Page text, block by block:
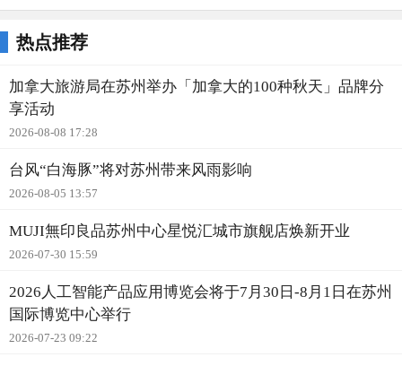
热点推荐
加拿大旅游局在苏州举办「加拿大的100种秋天」品牌分
享活动
2026-08-08 17:28
台风“白海豚”将对苏州带来风雨影响
2026-08-05 13:57
MUJI無印良品苏州中心星悦汇城市旗舰店焕新开业
2026-07-30 15:59
2026人工智能产品应用博览会将于7月30日-8月1日在苏州
国际博览中心举行
2026-07-23 09:22